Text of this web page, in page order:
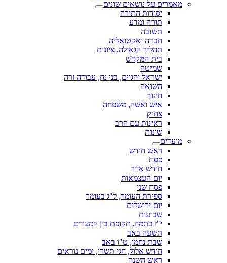
מאמרים על נושאים שונים
יסודות התורה
תורה ומדע
תשובה
חברה ואקטואליה
תהליך הגאולה, ציונות
בית המקדש
שמיטה
ישראל והגוים, בני נח, עבודה זרה
השואה
חינוך
איש ואשה, משפחה
צחוק
ראינות עם הרב
שונות
מועדים
ראש חודש
פסח
חודש אייר
יום העצמאות
פסח שני
ספירת העומר, ל"ג בעומר
יום ירושלים
שבועות
י"ז בתמוז, תקופת בין המצרים
תשעה באב
שבת נחמו, ט"ו באב
חודש אלול, חגי תשרי, ימים נוראים
ראש השנה